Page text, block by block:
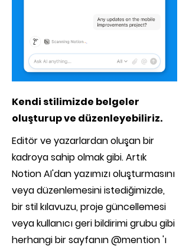
Kendi stilimizde belgeler
oluşturup ve düzenleyebiliriz.
Editör ve yazarlardan oluşan bir
kadroya sahip olmak gibi. Artık
Notion AI'dan yazımızı oluşturmasını
veya düzenlemesini istediğimizde,
bir stil kılavuzu, proje güncellemesi
veya kullanıcı geri bildirimi grubu gibi
herhangi bir sayfanın @mention 'ı